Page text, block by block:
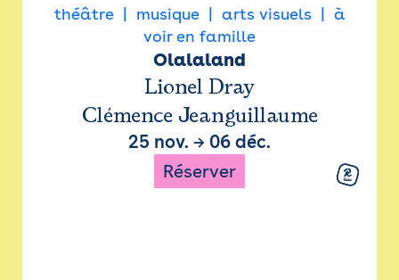
théâtre musique arts visuels
à
voir en famille
Olalaland
Lionel Dray
Clémence Jeanguillaume
25 nov. → 06 déc.
Réserver